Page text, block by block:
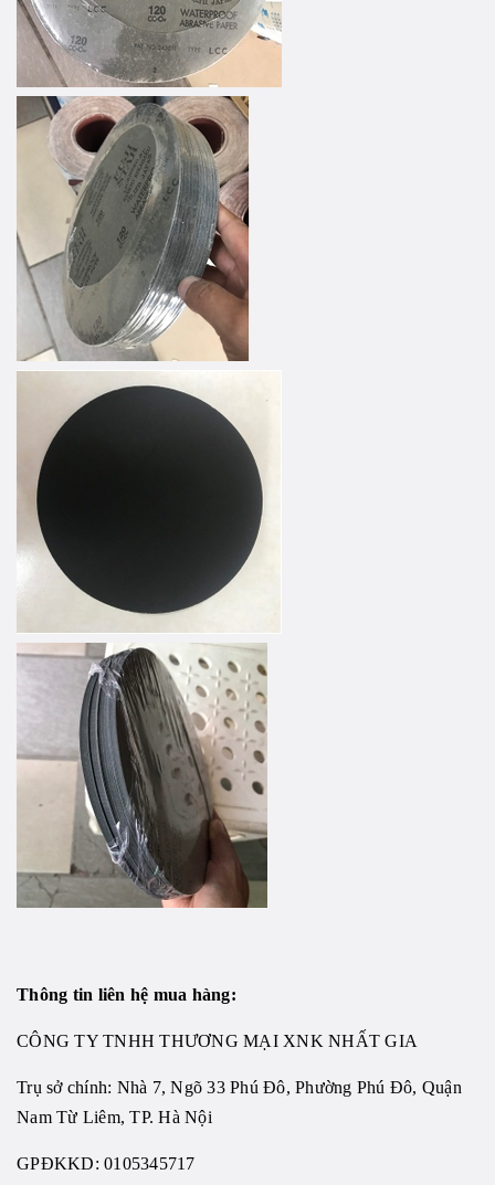
Thông tin liên hệ mua hàng:
CÔNG TY TNHH THƯƠNG MẠI XNK NHẤT GIA
Trụ sở chính: Nhà 7, Ngõ 33 Phú Đô, Phường Phú Đô, Quận
Nam Từ Liêm, TP. Hà Nội
GPĐKKD: 0105345717